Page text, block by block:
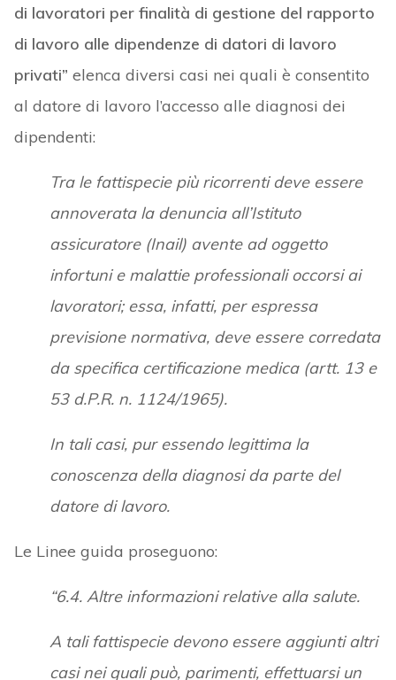
di lavoratori per finalità di gestione del rapporto
di lavoro alle dipendenze di datori di lavoro
privati” elenca diversi casi nei quali è consentito
al datore di lavoro l’accesso alle diagnosi dei
dipendenti:
Tra le fattispecie più ricorrenti deve essere
annoverata la denuncia all’Istituto
assicuratore (Inail) avente ad oggetto
infortuni e malattie professionali occorsi ai
lavoratori; essa, infatti, per espressa
previsione normativa, deve essere corredata
da specifica certificazione medica (artt. 13 e
53 d.P.R. n. 1124/1965).
In tali casi, pur essendo legittima la
conoscenza della diagnosi da parte del
datore di lavoro.
Le Linee guida proseguono:
“6.4. Altre informazioni relative alla salute.
A tali fattispecie devono essere aggiunti altri
casi nei quali può, parimenti, effettuarsi un